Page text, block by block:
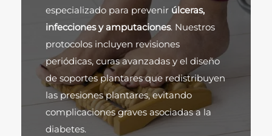
especializado para prevenir úlceras,
infecciones y amputaciones. Nuestros
protocolos incluyen revisiones
periódicas, curas avanzadas y el diseño
de soportes plantares que redistribuyen
las presiones plantares, evitando
complicaciones graves asociadas a la
diabetes.